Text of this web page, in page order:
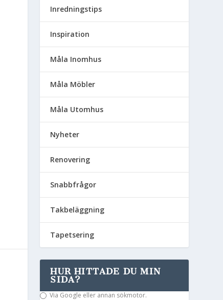
Inredningstips
Inspiration
Måla Inomhus
Måla Möbler
Måla Utomhus
Nyheter
Renovering
Snabbfrågor
Takbeläggning
Tapetsering
HUR HITTADE DU MIN
SIDA?
Via Google eller annan sökmotor.